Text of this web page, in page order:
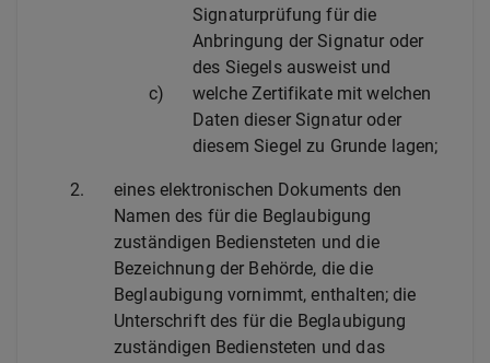
Signaturprüfung für die
Anbringung der Signatur oder
des Siegels ausweist und
c)
welche Zertifikate mit welchen
Daten dieser Signatur oder
diesem Siegel zu Grunde lagen;
2.
eines elektronischen Dokuments den
Namen des für die Beglaubigung
zuständigen Bediensteten und die
Bezeichnung der Behörde, die die
Beglaubigung vornimmt, enthalten; die
Unterschrift des für die Beglaubigung
zuständigen Bediensteten und das